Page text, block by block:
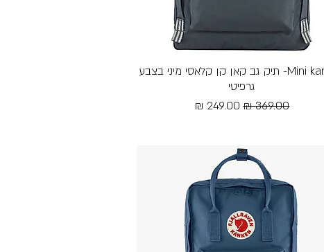
תצוגה מהירה
Mini kanken- תיק גב קאן קן קלאסי מיני בצבע
גרפיטי
מחיר רגיל‏369.00 ‏₪ מחיר מבצע